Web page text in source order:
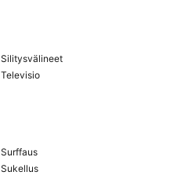
Silitysvälineet
Televisio
Surffaus
Sukellus